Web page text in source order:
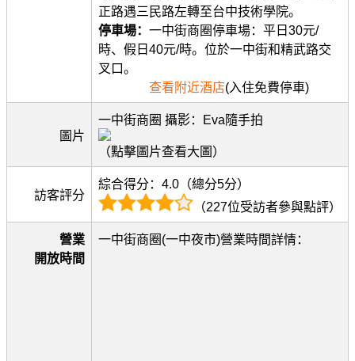
正路遇三民路左轉至台中技術學院。
停車場： 一中街商圈停車場：平日30元/
時、假日40元/時。位於一中街和精武路交
叉口。
查看附近酒店(入住免費停車)
圖片
一中街商圈 攝影：Eva隨手拍
（點擊圖片查看大圖）
訪客評分
綜合得分：4.0（總分5分）
（227位受訪者參與點評）
營業
開放時間
一中街商圈(一中夜市)營業時間詳情：